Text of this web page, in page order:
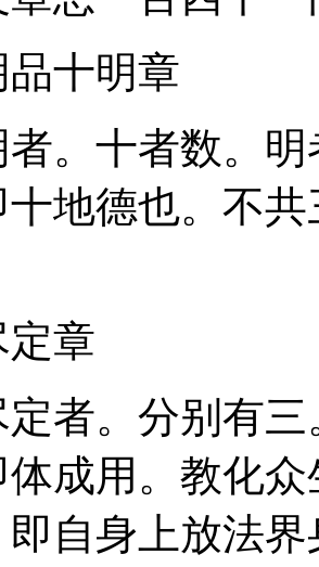
十明章
十者数。明
地德也。不
章
。分别有三
成用。教化
即自身上放法